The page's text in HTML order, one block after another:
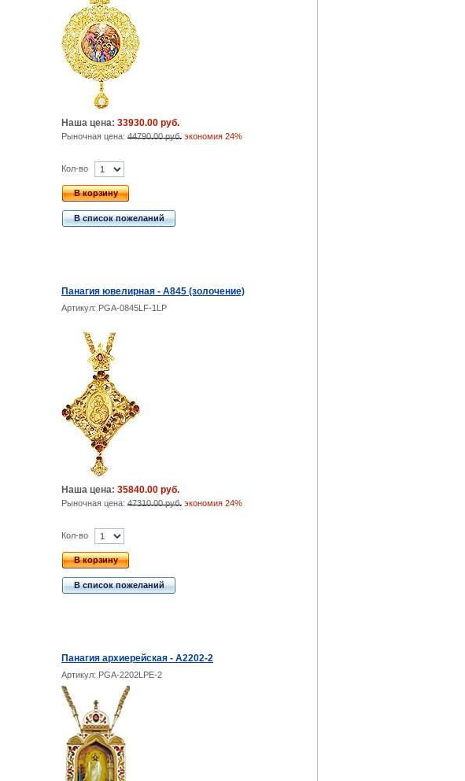
Наша цена: 33930.00 руб.
Рыночная цена: 44790.00 руб. экономия 24%
Кол-во
В корзину
В список пожеланий
Панагия ювелирная - А845 (золочение)
Артикул: PGA-0845LF-1LP
Наша цена: 35840.00 руб.
Рыночная цена: 47310.00 руб. экономия 24%
Кол-во
В корзину
В список пожеланий
Панагия архиерейская - A2202-2
Артикул: PGA-2202LPE-2